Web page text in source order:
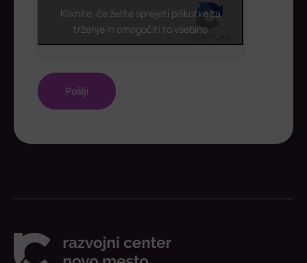
Kliknite, če želite sprejeti piškotke za
trženje in omogočiti to vsebino